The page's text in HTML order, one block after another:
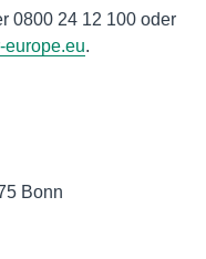
0800 24 12 100 oder
europe.eu.
Bonn